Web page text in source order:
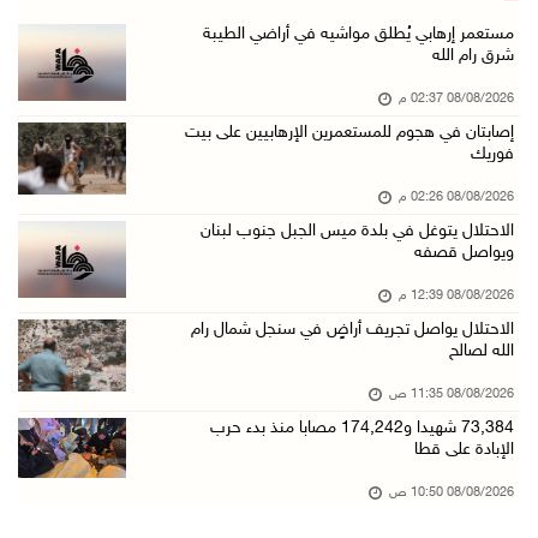
"فانا": الثقافة البحرينية تـصون الهوية الوطني ...
08/آب/2026 11:04 ص
73,384 شهيدا و174,242 مصابا منذ بدء حرب الإبا ...
08/آب/2026 10:50 ص
قوات الاحتلال تجري تحقيقات ميدانية مع عشرات ا ...
08/آب/2026 10:18 ص
تقرير: خطاب الكراهية والتحريض يتصاعد في أوساط ...
08/آب/2026 09:38 ص
3 إصابات برصاص الاحتلال شمال خان يونس
مستعمر إرهابي يُطلق مواشيه في أراضي الطيبة
شرق رام الله
08/08/2026 02:37 م
إصابتان في هجوم للمستعمرين الإرهابيين على بيت
فوريك
08/08/2026 02:26 م
الاحتلال يتوغل في بلدة ميس الجبل جنوب لبنان
ويواصل قصفه
08/08/2026 12:39 م
الاحتلال يواصل تجريف أراضٍ في سنجل شمال رام
الله لصالح
08/08/2026 11:35 ص
73,384 شهيدا و174,242 مصابا منذ بدء حرب
الإبادة على قطا
08/08/2026 10:50 ص